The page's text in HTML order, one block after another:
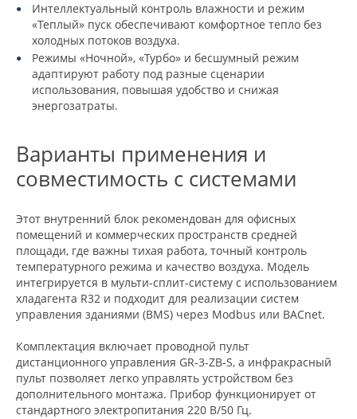
Интеллектуальный контроль влажности и режим
«Теплый» пуск обеспечивают комфортное тепло без
холодных потоков воздуха.
Режимы «Ночной», «Турбо» и бесшумный режим
адаптируют работу под разные сценарии
использования, повышая удобство и снижая
энергозатраты.
Варианты применения и
совместимость с системами
Этот внутренний блок рекомендован для офисных
помещений и коммерческих пространств средней
площади, где важны тихая работа, точный контроль
температурного режима и качество воздуха. Модель
интегрируется в мульти-сплит-систему с использованием
хладагента R32 и подходит для реализации систем
управления зданиями (BMS) через Modbus или BACnet.
Комплектация включает проводной пульт
дистанционного управления GR-3-ZB-S, а инфракрасный
пульт позволяет легко управлять устройством без
дополнительного монтажа. Прибор функционирует от
стандартного электропитания 220 В/50 Гц.